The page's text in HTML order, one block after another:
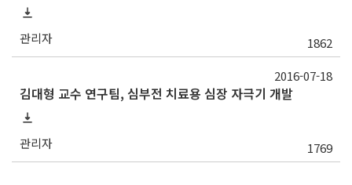
관리자 1862
김대형 교수 연구팀, 심부전 치료용 심장 자극기 개발
관리자 1769
2016-07-18